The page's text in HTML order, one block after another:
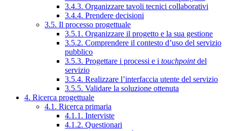
3.4.3. Organizzare tavoli tecnici collaborativi
3.4.4. Prendere decisioni
3.5. Il processo progettuale
3.5.1. Organizzare il progetto e la sua gestione
3.5.2. Comprendere il contesto d’uso del servizio
pubblico
3.5.3. Progettare i processi e i touchpointdel
servizio
3.5.4. Realizzare l’interfaccia utente del servizio
3.5.5. Validare la soluzione ottenuta
4. Ricerca progettuale
4.1. Ricerca primaria
4.1.1. Interviste
4.1.2. Questionari